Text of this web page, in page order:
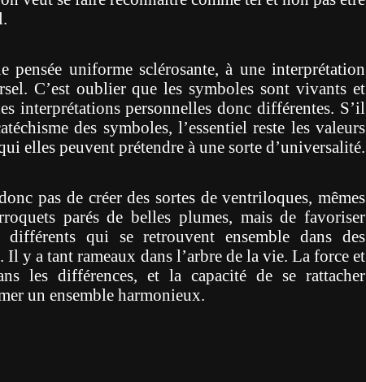
pensée uniforme sclérosante, à une interprétation
C’est oublier que les symboles sont vivants et
interprétations personnelles donc différentes. S’il
des symboles, l’essentiel reste les valeurs
elles peuvent prétendre à une sorte d’universalité.
pas de créer des sortes de ventriloques, mêmes
parés de belles plumes, mais de favoriser
différents qui se retrouvent ensemble dans des
Il y a tant rameaux dans l’arbre de la vie. La force et
les différences, et la capacité de se rattacher
un ensemble harmonieux.